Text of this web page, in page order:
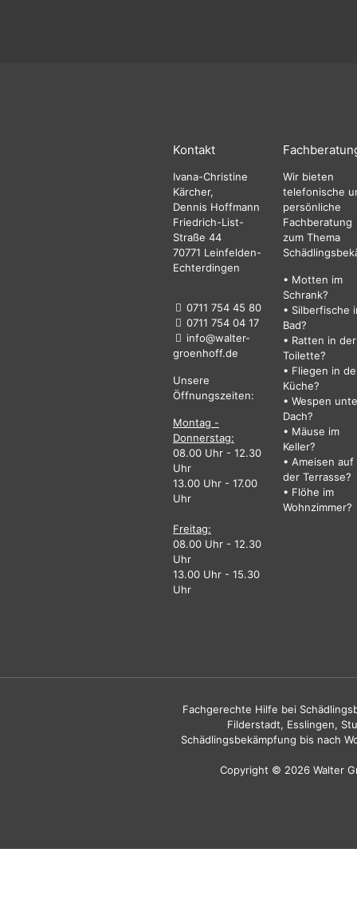
Kontakt
Ivana-Christine
Kärcher,
Dennis Hoffmann
Friedrich-List-
Straße 44
70771 Leinfelden-
Echterdingen
0711 754 45 80
0711 754 04 17
info@walter-
groenhoff.de
Unsere
Öffnungszeiten:
Montag -
Donnerstag:
08.00 Uhr - 12.30
Uhr
13.00 Uhr - 17.00
Uhr
Freitag:
08.00 Uhr - 12.30
Uhr
13.00 Uhr - 15.30
Uhr
Wir bieten
telefonische
persönliche
Fachberatung
zum Thema
• Motten im
Schrank?
• Silberfische
Bad?
• Ratten in der
Toilette?
• Fliegen in
Küche?
• Wespen
Dach?
• Mäuse im
Keller?
• Ameisen auf
der Terrasse?
• Flöhe im
Wohnzimmer?
Fachgerechte Hilfe bei
Filderstadt, Esslingen,
Schädlingsbekämpfung bis nach
Copyright © 2026 Walter